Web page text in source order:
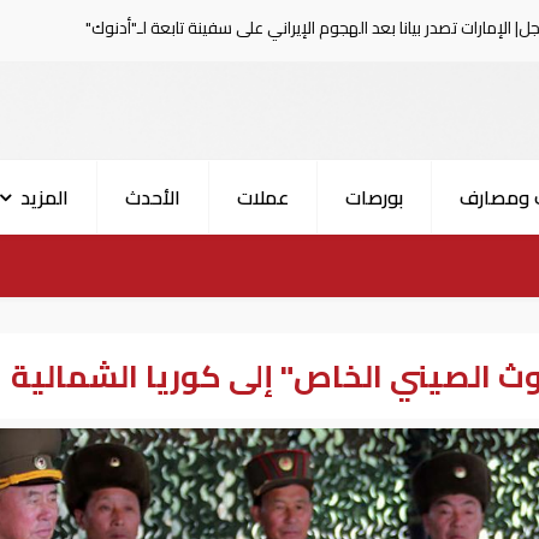
بعد الهجوم الإيراني على سفينة تابعة لـ"أدنوك" الحرس
ومصارف بورصات عملات الأحدث المزيد
الصيني الخاص" إلى كوريا الشمالية